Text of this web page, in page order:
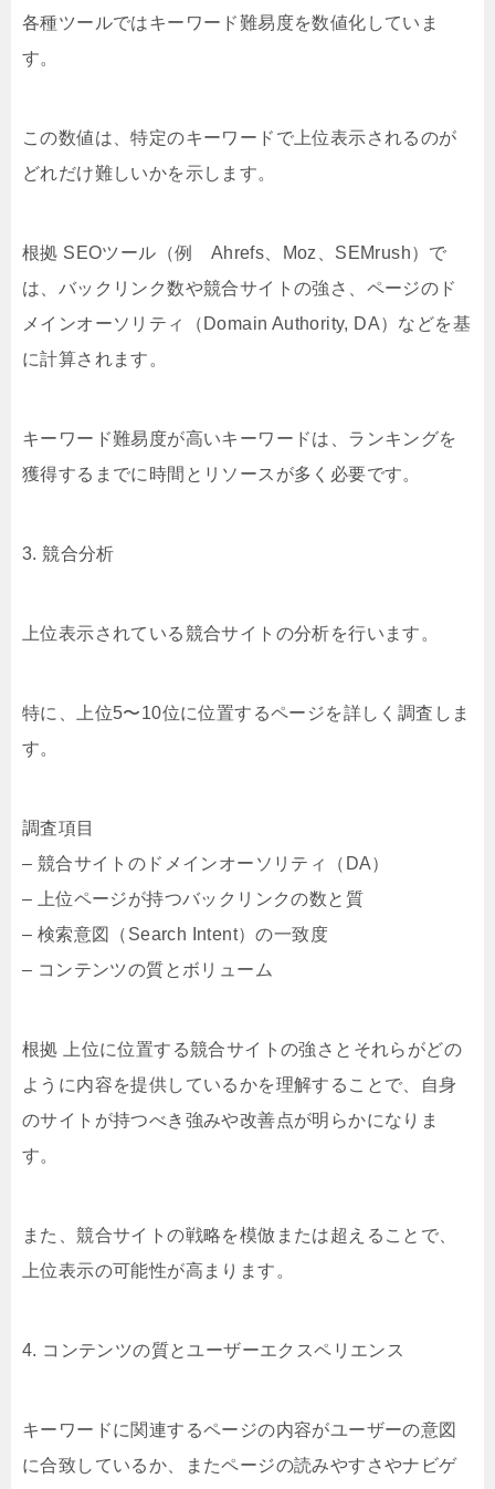
各種ツールではキーワード難易度を数値化していま
す。
この数値は、特定のキーワードで上位表示されるのが
どれだけ難しいかを示します。
根拠 SEOツール（例 Ahrefs、Moz、SEMrush）で
は、バックリンク数や競合サイトの強さ、ページのド
メインオーソリティ（Domain Authority, DA）などを基
に計算されます。
キーワード難易度が高いキーワードは、ランキングを
獲得するまでに時間とリソースが多く必要です。
3. 競合分析
上位表示されている競合サイトの分析を行います。
特に、上位5〜10位に位置するページを詳しく調査しま
す。
調査項目
– 競合サイトのドメインオーソリティ（DA）
– 上位ページが持つバックリンクの数と質
– 検索意図（Search Intent）の一致度
– コンテンツの質とボリューム
根拠 上位に位置する競合サイトの強さとそれらがどの
ように内容を提供しているかを理解することで、自身
のサイトが持つべき強みや改善点が明らかになりま
す。
また、競合サイトの戦略を模倣または超えることで、
上位表示の可能性が高まります。
4. コンテンツの質とユーザーエクスペリエンス
キーワードに関連するページの内容がユーザーの意図
に合致しているか、またページの読みやすさやナビゲ